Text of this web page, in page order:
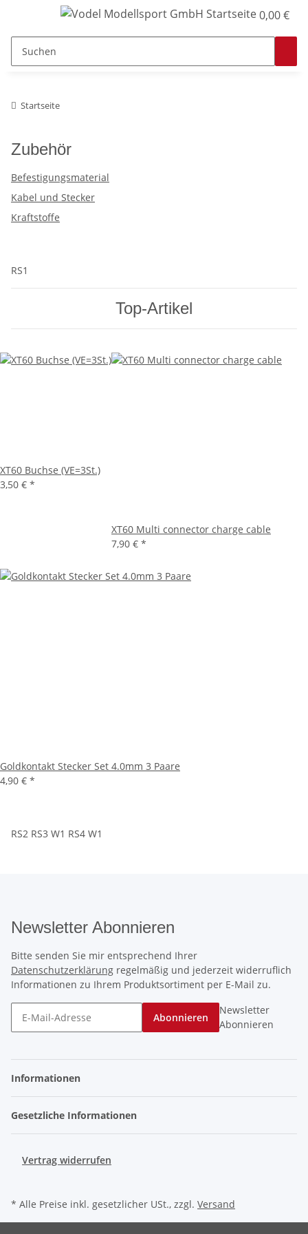
0,00 €
Startseite
Zubehör
Befestigungsmaterial
Kabel und Stecker
Kraftstoffe
RS1
Top-Artikel
XT60 Buchse (VE=3St.)
3,50 € *
XT60 Multi connector charge cable
7,90 € *
Goldkontakt Stecker Set 4.0mm 3 Paare
4,90 € *
RS2 RS3 W1 RS4 W1
Newsletter Abonnieren
Bitte senden Sie mir entsprechend Ihrer
Datenschutzerklärung regelmäßig und jederzeit widerruflich
Informationen zu Ihrem Produktsortiment per E-Mail zu.
Abonnieren
Newsletter
Abonnieren
Informationen
Gesetzliche Informationen
Vertrag widerrufen
* Alle Preise inkl. gesetzlicher USt., zzgl. Versand